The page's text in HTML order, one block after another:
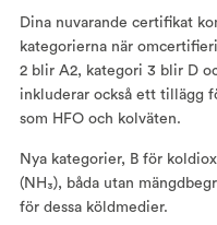
Dina nuvarande certifikat
kategorierna när
2 blir A2, kategori 3 blir D
inkluderar också ett tillägg
som HFO och kolväten.
Nya kategorier, B för
(NH₃), båda utan
för dessa köldmedier.